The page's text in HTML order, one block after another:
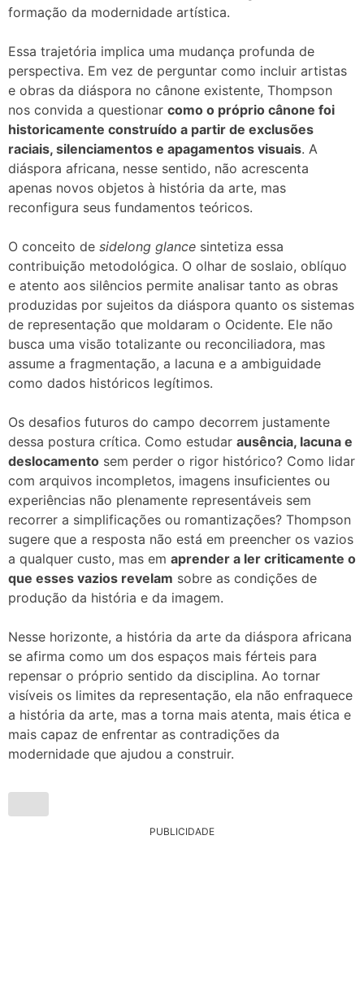
formação da modernidade artística.
Essa trajetória implica uma mudança profunda de
perspectiva. Em vez de perguntar como incluir artistas
e obras da diáspora no cânone existente, Thompson
nos convida a questionar como o próprio cânone foi
historicamente construído a partir de exclusões
raciais, silenciamentos e apagamentos visuais. A
diáspora africana, nesse sentido, não acrescenta
apenas novos objetos à história da arte, mas
reconfigura seus fundamentos teóricos.
O conceito de sidelong glance sintetiza essa
contribuição metodológica. O olhar de soslaio, oblíquo
e atento aos silêncios permite analisar tanto as obras
produzidas por sujeitos da diáspora quanto os sistemas
de representação que moldaram o Ocidente. Ele não
busca uma visão totalizante ou reconciliadora, mas
assume a fragmentação, a lacuna e a ambiguidade
como dados históricos legítimos.
Os desafios futuros do campo decorrem justamente
dessa postura crítica. Como estudar ausência, lacuna e
deslocamento sem perder o rigor histórico? Como lidar
com arquivos incompletos, imagens insuficientes ou
experiências não plenamente representáveis sem
recorrer a simplificações ou romantizações? Thompson
sugere que a resposta não está em preencher os vazios
a qualquer custo, mas em aprender a ler criticamente o
que esses vazios revelam sobre as condições de
produção da história e da imagem.
Nesse horizonte, a história da arte da diáspora africana
se afirma como um dos espaços mais férteis para
repensar o próprio sentido da disciplina. Ao tornar
visíveis os limites da representação, ela não enfraquece
a história da arte, mas a torna mais atenta, mais ética e
mais capaz de enfrentar as contradições da
modernidade que ajudou a construir.
PUBLICIDADE